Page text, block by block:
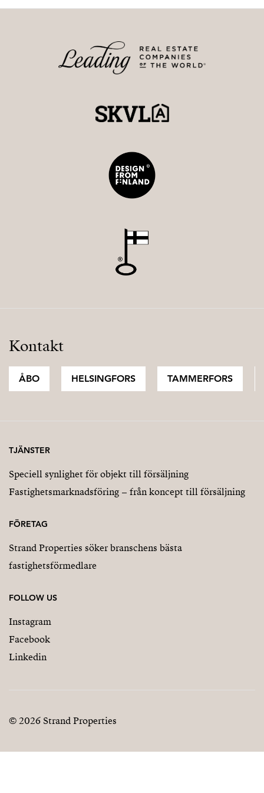
Asta Lumento
Kontakt
ÅBO HELSINGFORS TAMMERFORS
TJÄNSTER
Speciell synlighet för objekt till försäljning
Fastighetsmarknadsföring – från koncept till försäljning
FÖRETAG
Strand Properties söker branschens bästa
fastighetsförmedlare
FOLLOW US
Instagram
Facebook
Linkedin
© 2026 Strand Properties